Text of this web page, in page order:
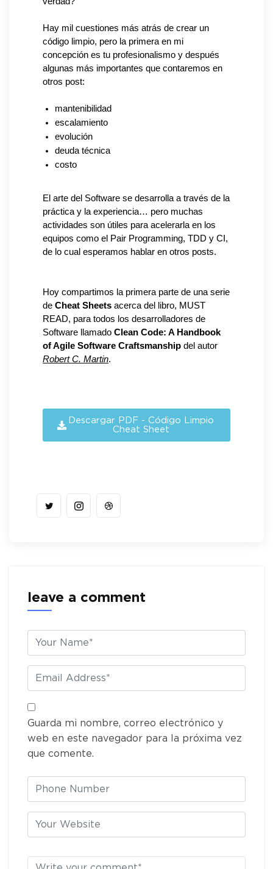
Hay mil cuestiones más atrás de crear un
código limpio, pero la primera en mi
concepción es tu profesionalismo y después
algunas más importantes que contaremos en
otros post:
mantenibilidad
escalamiento
evolución
deuda técnica
costo
El arte del Software se desarrolla a través de la
práctica y la experiencia… pero muchas
actividades son útiles para acelerarla en los
equipos como el Pair Programming, TDD y CI,
de lo cual esperamos hablar en otros posts.
Hoy compartimos la primera parte de una serie
de Cheat Sheets acerca del libro, MUST
READ, para todos los desarrolladores de
Software llamado Clean Code: A Handbook
of Agile Software Craftsmanship del autor
Robert C. Martin.
Descargar PDF - Código Limpio
Cheat Sheet
leave a comment
Guarda mi nombre, correo electrónico y
web en este navegador para la próxima vez
que comente.